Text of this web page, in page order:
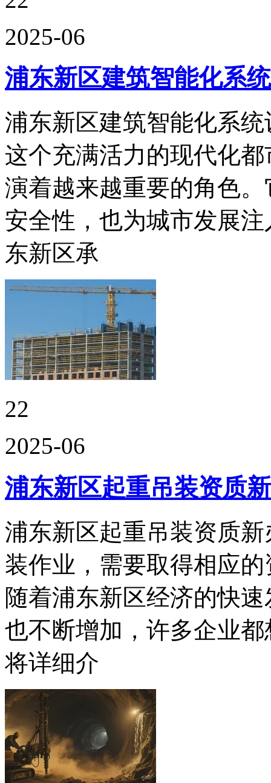
2025-06
浦东新区建筑智能化系
浦东新区建筑智能化系
这个充满活力的现代化
演着越来越重要的角色
安全性，也为城市发展
东新区承
22
2025-06
浦东新区起重吊装资质
浦东新区起重吊装资质
装作业，需要取得相应
随着浦东新区经济的快
也不断增加，许多企业
将详细介